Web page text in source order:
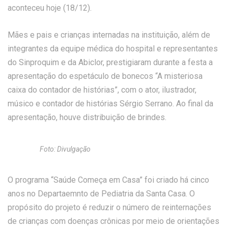
aconteceu hoje (18/12).
Mães e pais e crianças internadas na instituição, além de
integrantes da equipe médica do hospital e representantes
do Sinproquim e da Abiclor, prestigiaram durante a festa a
apresentação do espetáculo de bonecos “A misteriosa
caixa do contador de histórias”, com o ator, ilustrador,
músico e contador de histórias Sérgio Serrano. Ao final da
apresentação, houve distribuição de brindes.
Foto: Divulgação
O programa “Saúde Começa em Casa” foi criado há cinco
anos no Departaemnto de Pediatria da Santa Casa. O
propósito do projeto é reduzir o número de reinternações
de crianças com doenças crônicas por meio de orientações